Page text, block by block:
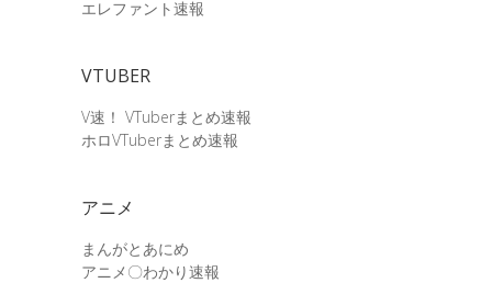
エレファント速報
VTUBER
V速！ VTuberまとめ速報
ホロVTuberまとめ速報
アニメ
まんがとあにめ
アニメ〇わかり速報